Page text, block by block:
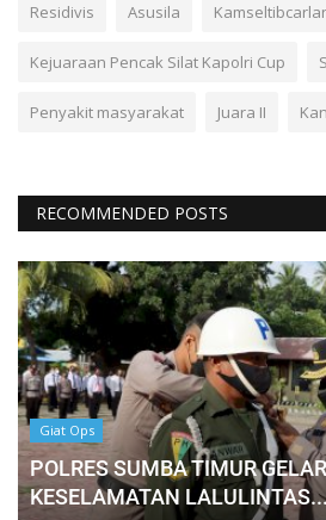
Residivis Asusila
Kejuaraan Pencak Silat Kapolri Cup
Penyakit masyarakat Juara II
RECOMMENDED POSTS
Giat Ops
POLRES SUMBA TIMUR
KESELAMATAN